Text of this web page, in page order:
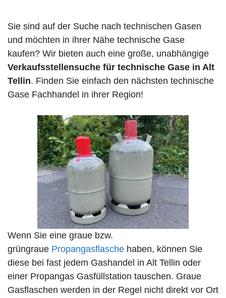
Sie sind auf der Suche nach technischen Gasen
und möchten in ihrer Nähe technische Gase
kaufen? Wir bieten auch eine große, unabhängige
Verkaufsstellensuche für technische Gase in Alt
Tellin. Finden Sie einfach den nächsten technische
Gase Fachhandel in ihrer Region!
Wenn Sie eine graue bzw.
grüngraue Propangasflasche haben, können Sie
diese bei fast jedem Gashandel in Alt Tellin oder
einer Propangas Gasfüllstation tauschen. Graue
Gasflaschen werden in der Regel nicht direkt vor Ort